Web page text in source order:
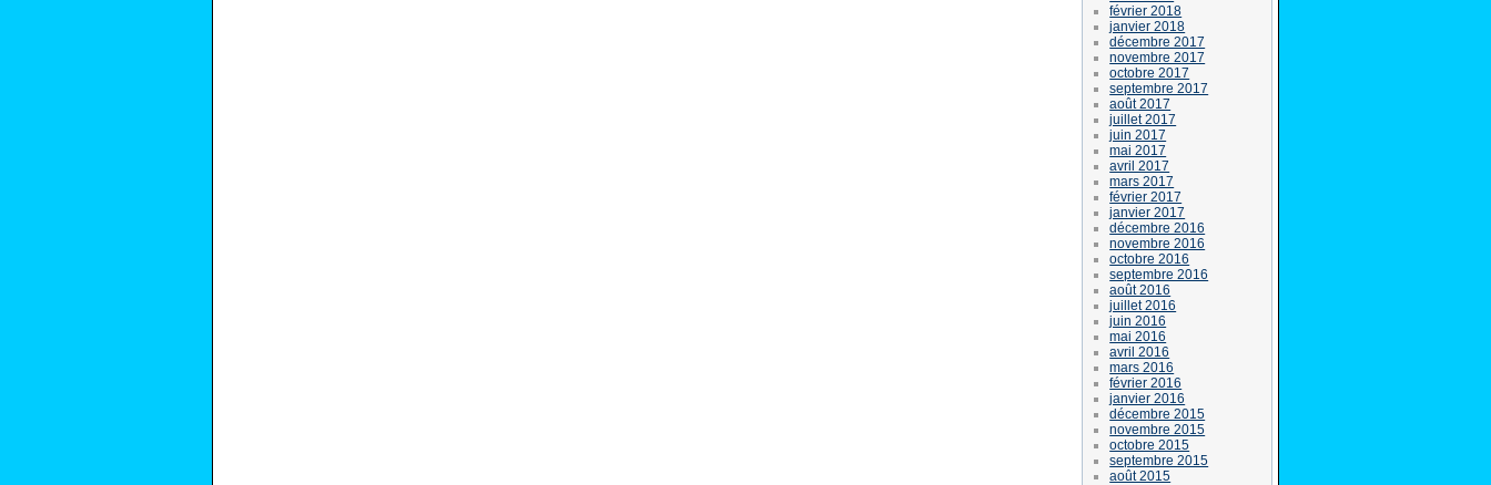
février 2018
janvier 2018
décembre 2017
novembre 2017
octobre 2017
septembre 2017
août 2017
juillet 2017
juin 2017
mai 2017
avril 2017
mars 2017
février 2017
janvier 2017
décembre 2016
novembre 2016
octobre 2016
septembre 2016
août 2016
juillet 2016
juin 2016
mai 2016
avril 2016
mars 2016
février 2016
janvier 2016
décembre 2015
novembre 2015
octobre 2015
septembre 2015
août 2015